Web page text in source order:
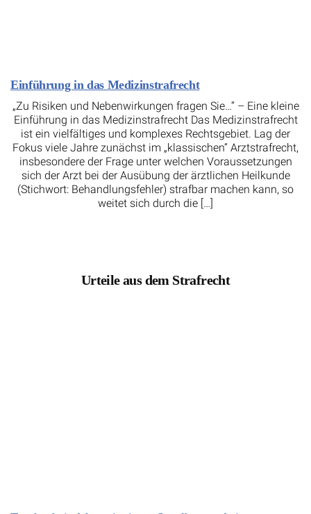
Einführung in das Medizinstrafrecht
„Zu Risiken und Nebenwirkungen fragen Sie…“ – Eine kleine
Einführung in das Medizinstrafrecht Das Medizinstrafrecht
ist ein vielfältiges und komplexes Rechtsgebiet. Lag der
Fokus viele Jahre zunächst im „klassischen“ Arztstrafrecht,
insbesondere der Frage unter welchen Voraussetzungen
sich der Arzt bei der Ausübung der ärztlichen Heilkunde
(Stichwort: Behandlungsfehler) strafbar machen kann, so
weitet sich durch die […]
Urteile aus dem Strafrecht